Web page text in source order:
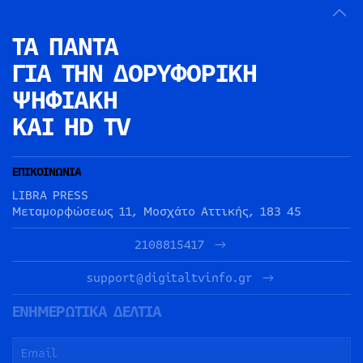
ΤΑ ΠΑΝΤΑ
ΓΙΑ ΤΗΝ ΔΟΡΥΦΟΡΙΚΗ
ΨΗΦΙΑΚΗ
ΚΑΙ HD TV
ΕΠΙΚΟΙΝΩΝΙΑ
LIBRA PRESS
Μεταμορφώσεως 11, Μοσχάτο Αττικής, 183 45
2108815417
support@digitaltvinfo.gr
ΕΝΗΜΕΡΩΤΙΚΑ ΔΕΛΤΙΑ